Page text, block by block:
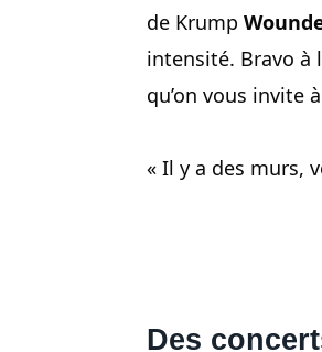
de Krump
intensité. Bravo à
qu’on vous invite
« Il y a des murs,
Des